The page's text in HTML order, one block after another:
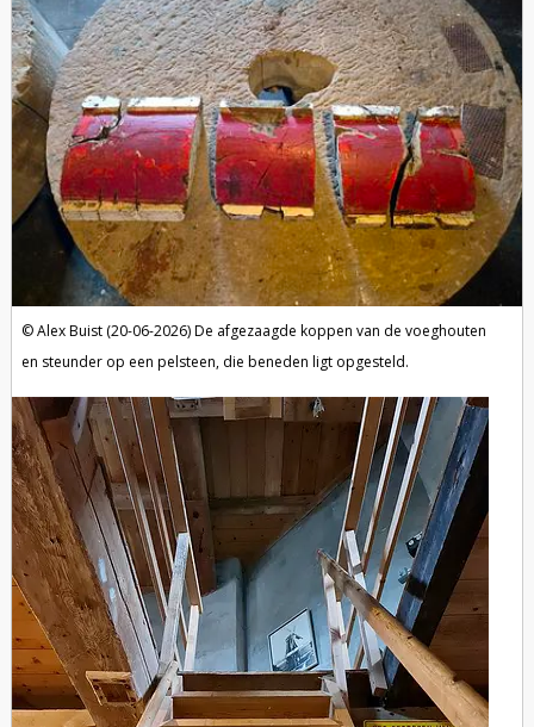
Alex Buist (20-06-2026)De afgezaagde koppen van de voeghouten
en steunder op een pelsteen, die beneden ligt opgesteld.